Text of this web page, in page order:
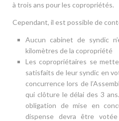
à trois ans pour les copropriétés.
Cependant, il est possible de
Aucun cabinet de syndic
kilomètres de la copropriété
Les copropriétaires se
satisfaits de leur syndic en
concurrence lors de
qui clôture le délai des 3
obligation de mise en
dispense devra être